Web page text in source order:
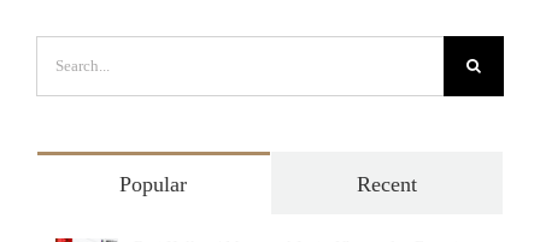
Search
for:
Popular Recent